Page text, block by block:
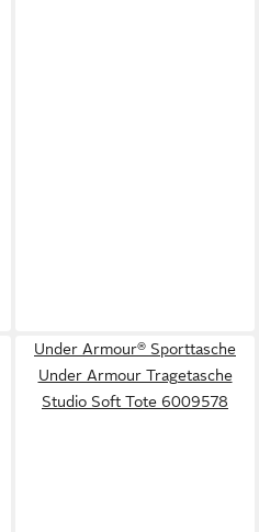
Under Armour® Sporttasche
Under Armour Tragetasche
Studio Soft Tote 6009578